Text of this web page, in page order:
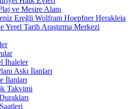
ve Mesire Alanı
Ereğli Wolfram Hoepfner Herakleia
Yerel Tarih Araştırma Merkezi
İhaleler
Askı İlanları
İlanları
Takvimi